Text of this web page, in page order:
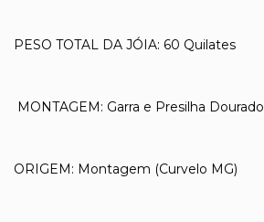
PESO TOTAL DA JÓIA: 60 Quilates
MONTAGEM: Garra e Presilha Dourado
ORIGEM: Montagem (Curvelo MG)